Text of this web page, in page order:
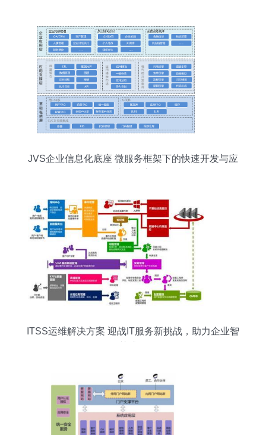
JVS企业信息化底座 微服务框架下的快速开发与应
ITSS运维解决方案 迎战IT服务新挑战，助力企业智